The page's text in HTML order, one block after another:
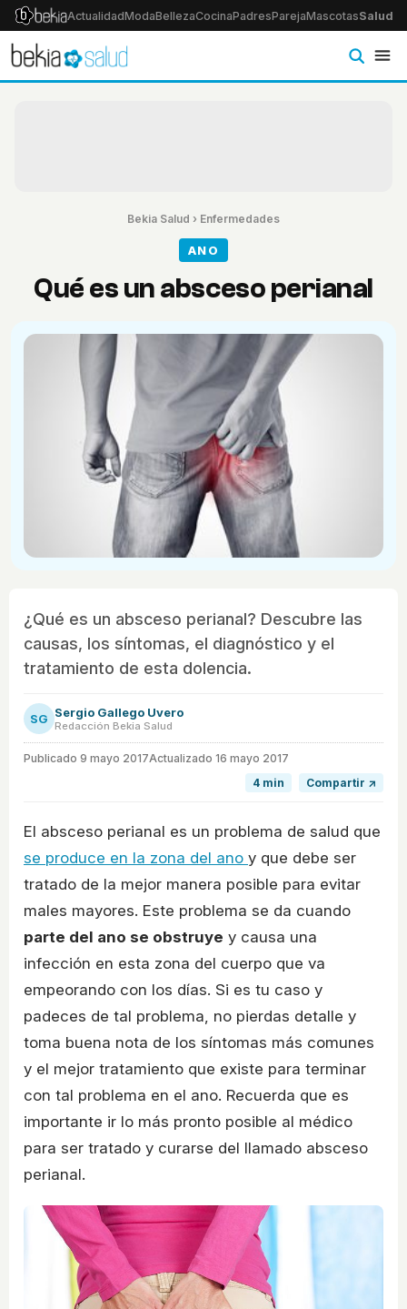
ActualidadModaBellezaCocinaPadresParejaMascotasSalud
Bekia Salud › Enfermedades
ANO
Qué es un absceso perianal
¿Qué es un absceso perianal? Descubre las
causas, los síntomas, el diagnóstico y el
tratamiento de esta dolencia.
SG Sergio Gallego Uvero
Redacción Bekia Salud
Publicado 9 mayo 2017Actualizado 16 mayo 2017
4 min
Compartir ↗
El absceso perianal es un problema de salud que
se produce en la zona del ano y que debe ser
tratado de la mejor manera posible para evitar
males mayores. Este problema se da cuando
parte del ano se obstruye y causa una
infección en esta zona del cuerpo que va
empeorando con los días. Si es tu caso y
padeces de tal problema, no pierdas detalle y
toma buena nota de los síntomas más comunes
y el mejor tratamiento que existe para terminar
con tal problema en el ano. Recuerda que es
importante ir lo más pronto posible al médico
para ser tratado y curarse del llamado absceso
perianal.